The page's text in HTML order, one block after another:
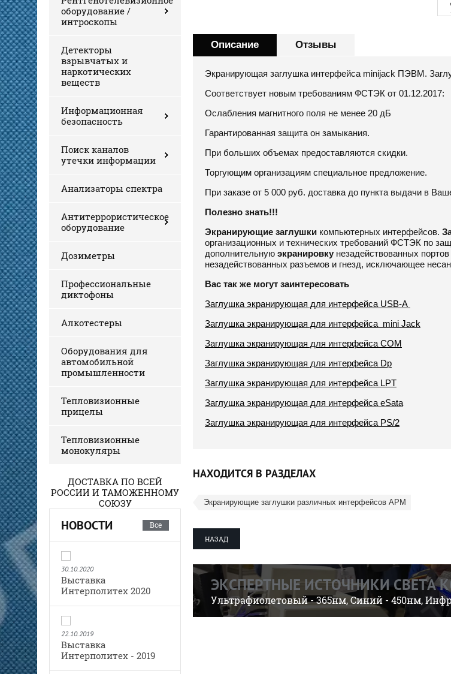
оборудование /
интроскопы
Детекторы
взрывчатых и
наркотических
веществ
Информационная
безопасность
Поиск каналов
утечки информации
Анализаторы спектра
Антитеррористическое
оборудование
Дозиметры
Профессиональные
диктофоны
Алкотестеры
Оборудования для
автомобильной
промышленности
Тепловизионные
прицелы
Тепловизионные
монокуляры
ДОСТАВКА ПО ВСЕЙ
РОССИИ И ТАМОЖЕННОМУ
СОЮЗУ
НОВОСТИ Все
30.10.2020
Выставка
Интерполитех 2020
22.10.2019
Выставка
Интерполитех - 2019
Описание Отзывы
Экранирующая заглушка интерфейса minijack ПЭВМ.
Соответствует новым требованиям ФСТЭК от 01.12.2017:
Ослабления магнитного поля не менее 20 дБ
Гарантированная защита он замыкания.
При больших объемах предоставляются скидки.
Торгующим организациям специальное предложение.
При заказе от 5 000 руб. доставка до пункта выдачи в
Полезно знать!!!
Экранирующие заглушки компьютерных интерфейсов.
организационных и технических требований ФСТЭК по
дополнительную экранировку незадействованных
незадействованных разъемов и гнезд, исключающее
Вас так же могут заинтересовать
Заглушка экранирующая для интерфейса USB-A
Заглушка экранирующая для интерфейса mini Jack
Заглушка экранирующая для интерфейса COM
Заглушка экранирующая для интерфейса Dp
Заглушка экранирующая для интерфейса LPT
Заглушка экранирующая для интерфейса eSata
Заглушка экранирующая для интерфейса PS/2
НАХОДИТСЯ В РАЗДЕЛАХ
Экранирующие заглушки различных интерфейсов АРМ
НАЗАД
ЭКСПЕРТНЫЕ ИСТОЧНИКИ СВЕТА
Ультрафиолетовый - 365нм, Синий - 450нм,